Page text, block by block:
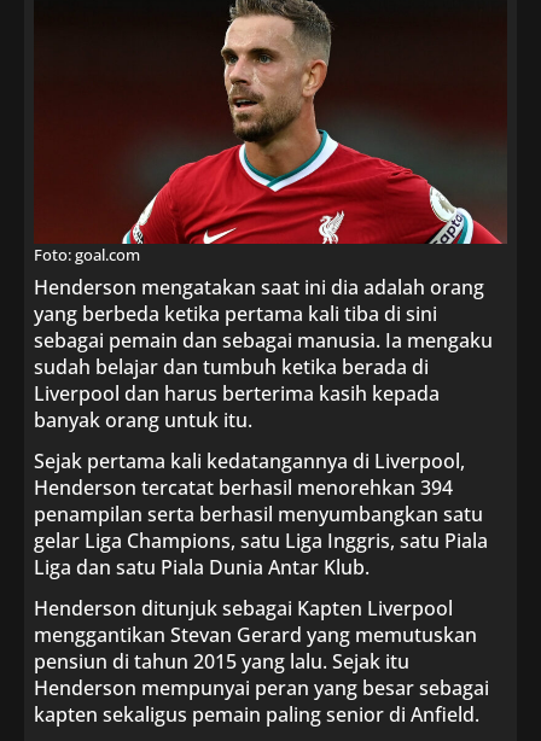
Foto: goal.com
Henderson mengatakan saat ini dia adalah orang
yang berbeda ketika pertama kali tiba di sini
sebagai pemain dan sebagai manusia. Ia mengaku
sudah belajar dan tumbuh ketika berada di
Liverpool dan harus berterima kasih kepada
banyak orang untuk itu.
Sejak pertama kali kedatangannya di Liverpool,
Henderson tercatat berhasil menorehkan 394
penampilan serta berhasil menyumbangkan satu
gelar Liga Champions, satu Liga Inggris, satu Piala
Liga dan satu Piala Dunia Antar Klub.
Henderson ditunjuk sebagai Kapten Liverpool
menggantikan Stevan Gerard yang memutuskan
pensiun di tahun 2015 yang lalu. Sejak itu
Henderson mempunyai peran yang besar sebagai
kapten sekaligus pemain paling senior di Anfield.